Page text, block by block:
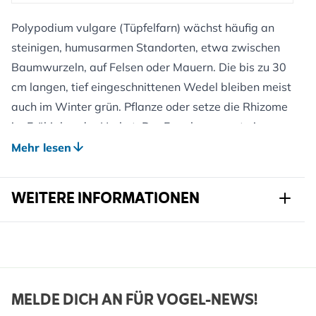
Polypodium vulgare (Tüpfelfarn) wächst häufig an
steinigen, humusarmen Standorten, etwa zwischen
Baumwurzeln, auf Felsen oder Mauern. Die bis zu 30
cm langen, tief eingeschnittenen Wedel bleiben meist
auch im Winter grün. Pflanze oder setze die Rhizome
im Frühjahr oder Herbst. Der Farn bevorzugt einen
halbschattigen bis schattigen Standort mit gut
notwendig, kann aber bei Trockenheit helfen. Obwohl
Farne keinen Nektar produzieren, bietet der
Insekten und kleine Bodenlebewesen. Im Frühjahr
treibt die Pflanze frisch aus.
Mehr lesen
WEITERE INFORMATIONEN
Marke Kwekerij Verhoeven
Breite 147 mm
MELDE DICH AN FÜR VOGEL-NEWS!